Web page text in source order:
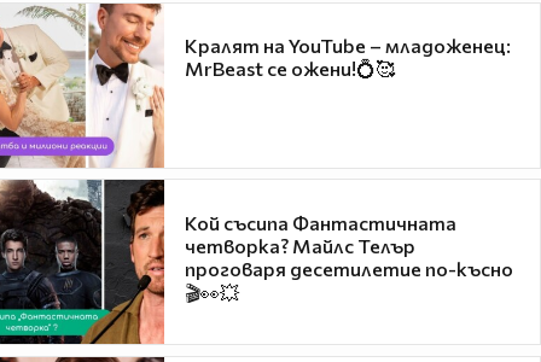
Кралят на YouTube – младоженец:
MrBeast се ожени!💍🥰
Кой съсипа Фантастичната
четворка? Майлс Телър
проговаря десетилетие по-късно
🎬👀💥